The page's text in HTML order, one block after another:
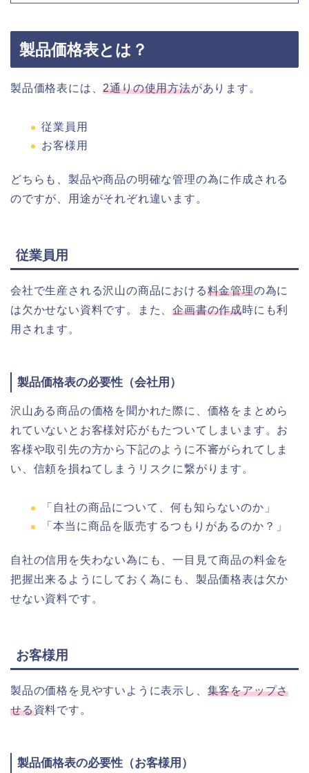
製品価格表とは？
製品価格表には、2通りの使用方法があります。
従業員用
お客様用
どちらも、製品や商品の明確な管理の為に作成される
のですが、用途がそれぞれ違います。
従業員用
会社で生産される沢山の商品における料金管理の為に
は欠かせない資料です。また、企画書の作成時にも利
用されます。
製品価格表の必要性（会社用）
沢山ある商品の価格を聞かれた際に、価格をまとめら
れていないとお客様対応がもたついてしまいます。お
客様や取引先の方から下記のように不審がられてしま
い、信頼を損ねてしまうリスクに繋がります。
「自社の商品について、何も知らないのか」
「本当に商品を販売するつもりがあるのか？」
自社の信用を失わない為にも、一目見て商品の料金を
把握出来るようにしておく為にも、製品価格表は欠か
せない資料です。
お客様用
製品の価格を見やすいように表示し、 集客をアップさ
せる資料です。
製品価格表の必要性（お客様用）